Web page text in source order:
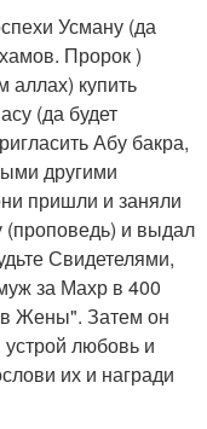
Усману (да
Пророк )
аллах) купить
(да будет
Абу бакра,
другими
пришли и заняли
(проповедь) и выдал
Свидетелями,
за Махр в 400
Жены". Затем он
любовь и
их и награди